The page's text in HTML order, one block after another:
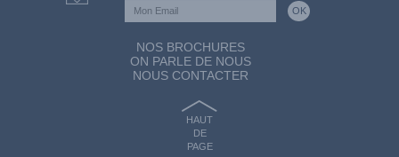
NOS BROCHURES
ON PARLE DE NOUS
NOUS CONTACTER
HAUT
DE
PAGE